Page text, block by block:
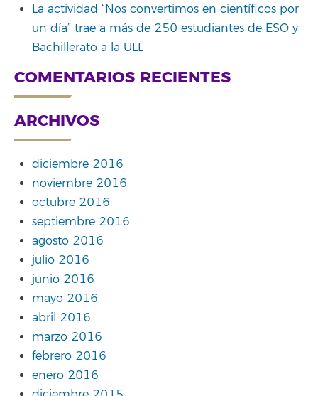
La actividad “Nos convertimos en científicos por
un día” trae a más de 250 estudiantes de ESO y
Bachillerato a la ULL
COMENTARIOS RECIENTES
ARCHIVOS
diciembre 2016
noviembre 2016
octubre 2016
septiembre 2016
agosto 2016
julio 2016
junio 2016
mayo 2016
abril 2016
marzo 2016
febrero 2016
enero 2016